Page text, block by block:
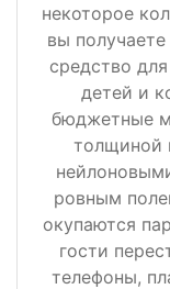
некоторое
вы
средство
детей и
бюджетные
толщиной
ровным
окупаются
гости
телефоны,